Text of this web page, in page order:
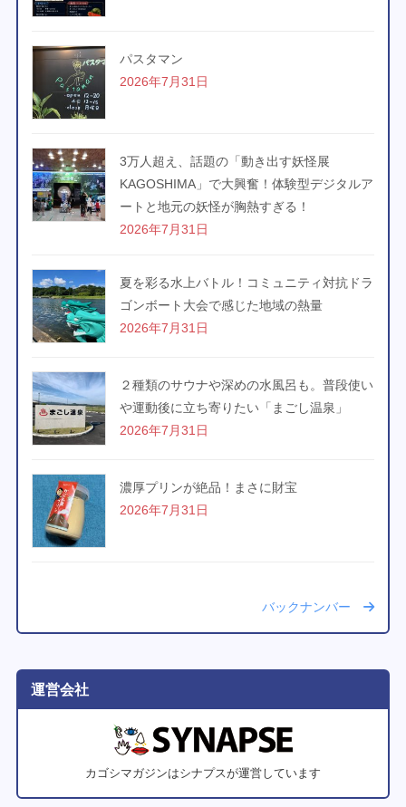
パスタマン
2026年7月31日
3万人超え、話題の「動き出す妖怪展
KAGOSHIMA」で大興奮！体験型デジタルア
ートと地元の妖怪が胸熱すぎる！
2026年7月31日
夏を彩る水上バトル！コミュニティ対抗ドラ
ゴンボート大会で感じた地域の熱量
2026年7月31日
２種類のサウナや深めの水風呂も。普段使い
や運動後に立ち寄りたい「まごし温泉」
2026年7月31日
濃厚プリンが絶品！まさに財宝
2026年7月31日
バックナンバー
運営会社
カゴシマガジンはシナプスが運営しています